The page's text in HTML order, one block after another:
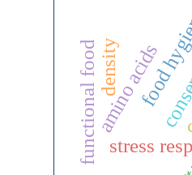
stress
food
functional foodamino acids
density